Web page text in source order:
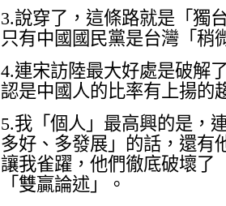
3.說穿了，這條路就是「 獨
只有中國國民黨是台灣「稍
4.連宋訪陸最大好處是破解
認是中國人的比率有上揚的
5.我「個人」最高興的是，
多好、多發展」的話，還有
讓我雀躍，他們徹底破壞了
「雙贏論述」。